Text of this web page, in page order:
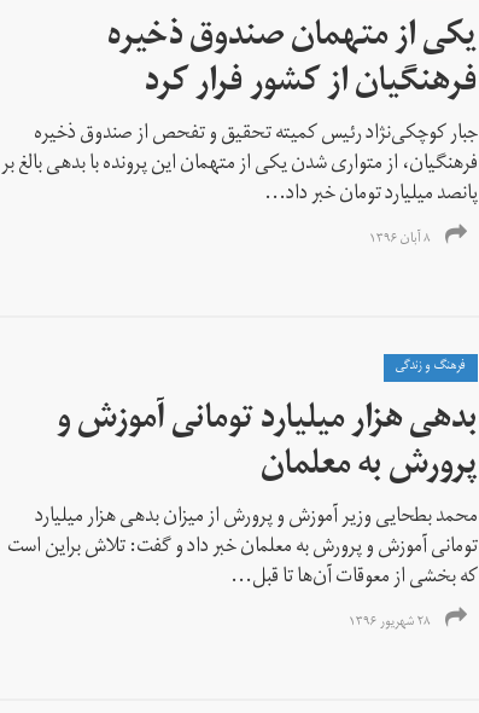
یکی از متهمان صندوق ذخیره
فرهنگیان از کشور فرار کرد
جبار کوچکی‌نژاد رئیس کمیته تحقیق و تفحص از صندوق ذخیره
فرهنگیان، از متواری شدن یکی از متهمان این پرونده با بدهی بالغ بر
پانصد میلیارد تومان خبر داد...
۸ آبان ۱۳۹۶
فرهنگ و زندگی
بدهی هزار میلیارد تومانی آموزش و
پرورش به معلمان
محمد بطحایی وزیر آموزش و پرورش از میزان بدهی هزار میلیارد
تومانی آموزش و پرورش به معلمان خبر داد و گفت: تلاش براین است
که بخشی از معوقات آن‌ها تا قبل...
۲۸ شهریور ۱۳۹۶